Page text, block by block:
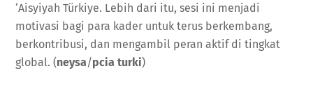
‘Aisyiyah Türkiye. Lebih dari itu, sesi ini menjadi
motivasi bagi para kader untuk terus berkembang,
berkontribusi, dan mengambil peran aktif di tingkat
global. (neysa/pcia turki)